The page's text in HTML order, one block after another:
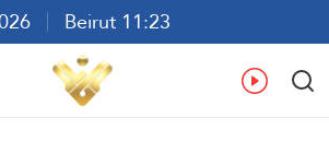
Beirut 11:23
ع En